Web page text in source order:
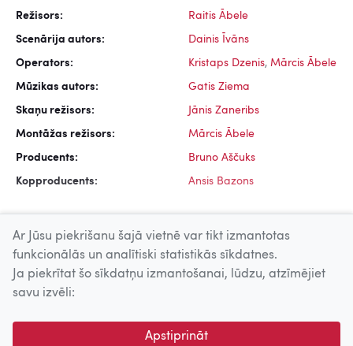
Režisors: Raitis Ābele
Scenārija autors: Dainis Īvāns
Operators: Kristaps Dzenis, Mārcis Ābele
Mūzikas autors: Gatis Ziema
Skaņu režisors: Jānis Zaneribs
Montāžas režisors: Mārcis Ābele
Producents: Bruno Aščuks
Kopproducents: Ansis Bazons
Uz augšu
© 2026 Nacionālais Kino centrs, Kultūras informācijas sistēmu
centrs. Sadarbības partneris: Latvijas Valsts
Ar Jūsu piekrišanu šajā vietnē var tikt izmantotas
funkcionālās un analītiski statistikās sīkdatnes.
Ja piekrītat šo sīkdatņu izmantošanai, lūdzu, atzīmējiet
savu izvēli:
Apstiprināt